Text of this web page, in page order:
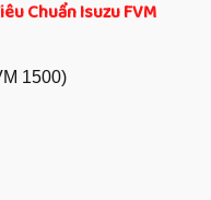
Chuẩn Isuzu FVM
1500)